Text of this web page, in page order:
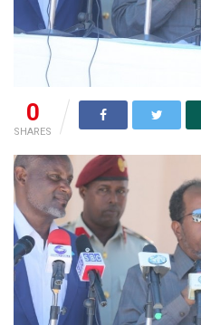
0
SHARES